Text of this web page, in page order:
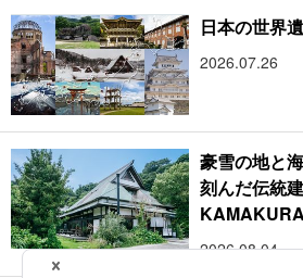
日本の世界
2026.07.26
豪雪の地と
刻んだ伝統
2026.08.04